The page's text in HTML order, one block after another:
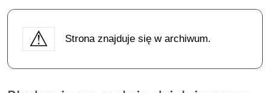
Strona znajduje się w archiwum.